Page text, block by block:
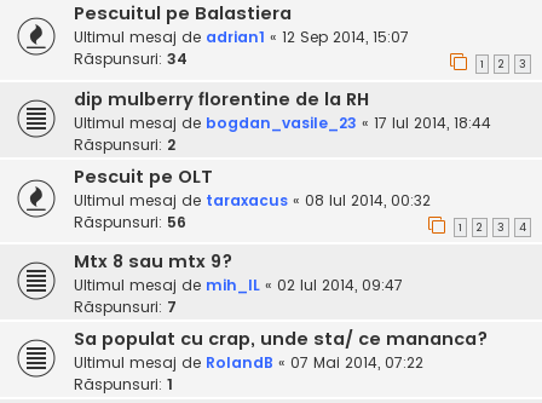
Pescuitul pe Balastiera
Ultimul mesaj de adrian1 « 12 Sep 2014, 15:07
Răspunsuri: 34 1 2 3
dip mulberry florentine de la RH
Ultimul mesaj de bogdan_vasile_23 « 17 Iul 2014, 18:44
Răspunsuri: 2
Pescuit pe OLT
Ultimul mesaj de taraxacus « 08 Iul 2014, 00:32
Răspunsuri: 56 1 2 3 4
Mtx 8 sau mtx 9?
Ultimul mesaj de mih_IL « 02 Iul 2014, 09:47
Răspunsuri: 7
Sa populat cu crap, unde sta/ ce mananca?
Ultimul mesaj de RolandB « 07 Mai 2014, 07:22
Răspunsuri: 1